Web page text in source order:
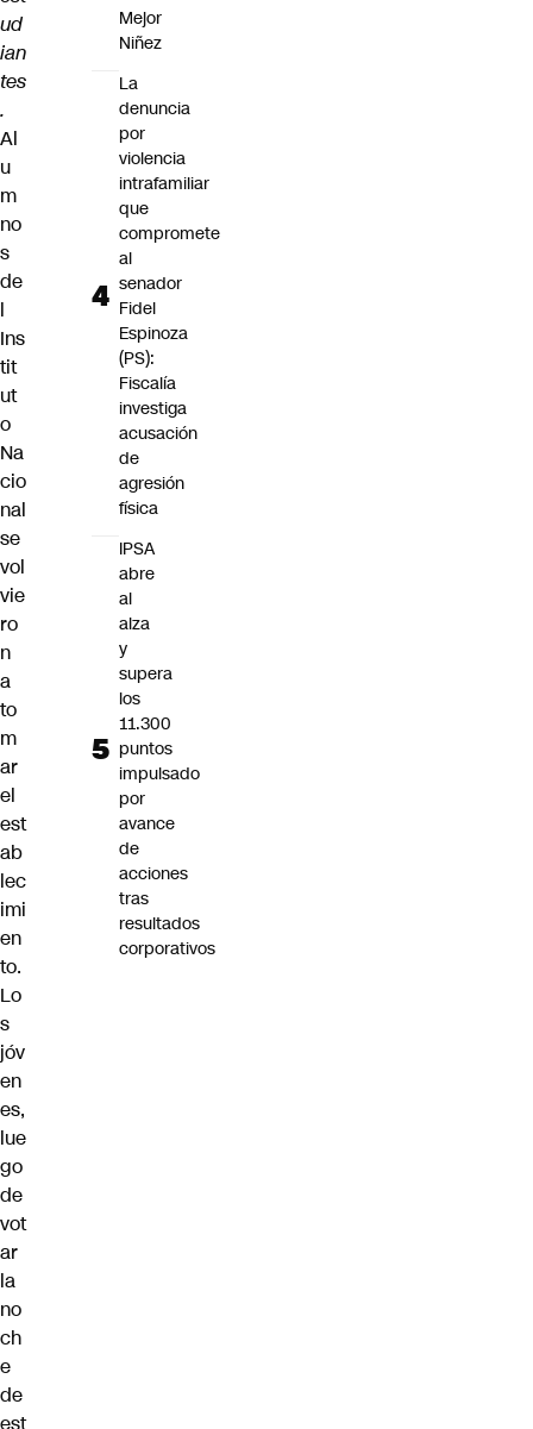
ud
ian
tes
.
Al
u
m
no
s
de
l
Ins
tit
ut
o
Na
cio
nal
se
vol
vie
ro
n
a
to
m
ar
el
est
ab
lec
imi
en
to.
Lo
s
jóv
en
es,
lue
go
de
vot
ar
la
no
ch
e
de
est
Mejor
Niñez
La
denuncia
por
violencia
intrafamiliar
que
compromete
al
senador
Fidel
Espinoza
(PS):
Fiscalía
investiga
acusación
de
agresión
física
IPSA
abre
al
alza
y
supera
los
11.300
puntos
impulsado
por
avance
de
acciones
tras
resultados
corporativos